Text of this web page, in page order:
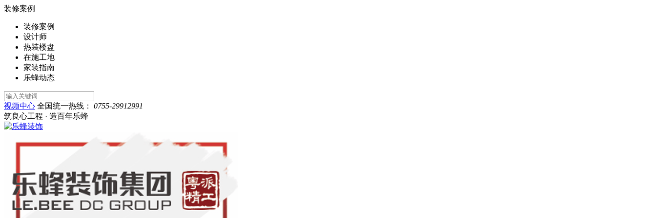
装修案例
装修案例
设计师
热装楼盘
在施工地
家装指南
乐蜂动态
视频中心 全国统一热线：
0755-29912991
筑良心工程 · 造百年乐蜂